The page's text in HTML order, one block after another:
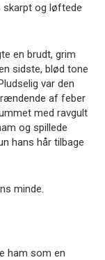
skarpt og løftede
en brudt, grim
sidste, blød tone
var den
af feber
med ravgult
og spillede
hans hår tilbage
minde.
ham som en